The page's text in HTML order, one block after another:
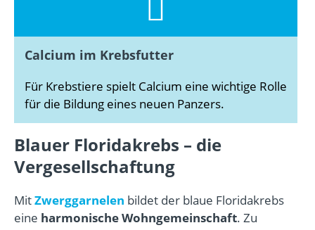
Calcium im Krebsfutter
Für Krebstiere spielt Calcium eine wichtige Rolle
für die Bildung eines neuen Panzers.
Blauer Floridakrebs – die
Vergesellschaftung
MitZwerggarnelen bildet der blaue Floridakrebs
eine harmonische Wohngemeinschaft. Zu